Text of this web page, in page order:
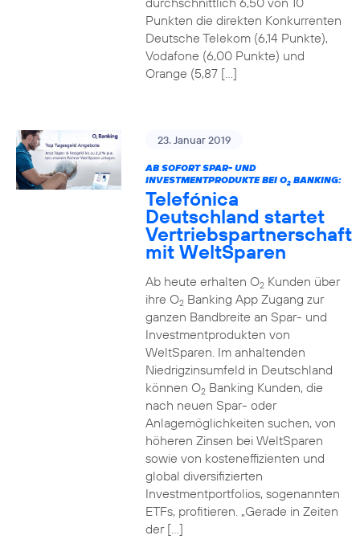
Punkten die direkten Konkurrenten
Deutsche Telekom (6,14 Punkte),
Vodafone (6,00 Punkte) und
Orange (5,87 […]
23. Januar 2019
AB SOFORT SPAR- UND
INVESTMENTPRODUKTE BEI O2BANKING:
Telefónica
Deutschland startet
Vertriebspartnerschaft
mit WeltSparen
Ab heute erhalten O2Kunden über
ihre O2Banking App Zugang zur
ganzen Bandbreite an Spar- und
Investmentprodukten von
WeltSparen. Im anhaltenden
Niedrigzinsumfeld in Deutschland
können O2Banking Kunden, die
nach neuen Spar- oder
Anlagemöglichkeiten suchen, von
höheren Zinsen bei WeltSparen
sowie von kosteneffizienten und
global diversifizierten
Investmentportfolios, sogenannten
ETFs, profitieren. „Gerade in Zeiten
der […]